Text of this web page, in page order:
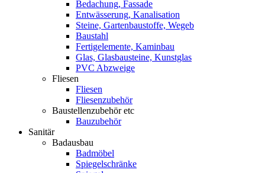
Bedachung, Fassade
Entwässerung, Kanalisation
Steine, Gartenbaustoffe, Wegeb
Baustahl
Fertigelemente, Kaminbau
Glas, Glasbausteine, Kunstglas
PVC Abzweige
Fliesen
Fliesen
Fliesenzubehör
Baustellenzubehör etc
Bauzubehör
Sanitär
Badausbau
Badmöbel
Spiegelschränke